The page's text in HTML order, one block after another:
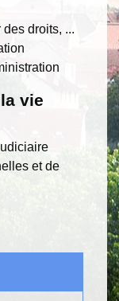
droits, ...
vie
et de